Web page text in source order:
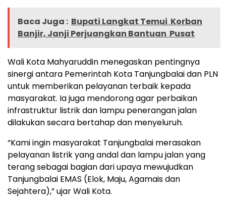
Baca Juga : Bupati Langkat Temui Korban
Banjir, Janji Perjuangkan Bantuan Pusat
Wali Kota Mahyaruddin menegaskan pentingnya
sinergi antara Pemerintah Kota Tanjungbalai dan PLN
untuk memberikan pelayanan terbaik kepada
masyarakat. Ia juga mendorong agar perbaikan
infrastruktur listrik dan lampu penerangan jalan
dilakukan secara bertahap dan menyeluruh.
“Kami ingin masyarakat Tanjungbalai merasakan
pelayanan listrik yang andal dan lampu jalan yang
terang sebagai bagian dari upaya mewujudkan
Tanjungbalai EMAS (Elok, Maju, Agamais dan
Sejahtera),” ujar Wali Kota.